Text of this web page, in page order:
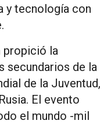
y tecnología con
propició la
secundarios de la
de la Juventud,
El evento
el mundo -mil